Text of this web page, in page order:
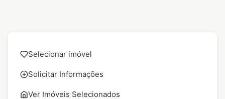
Selecionar imóvel
Solicitar Informações
Ver Imóveis Selecionados